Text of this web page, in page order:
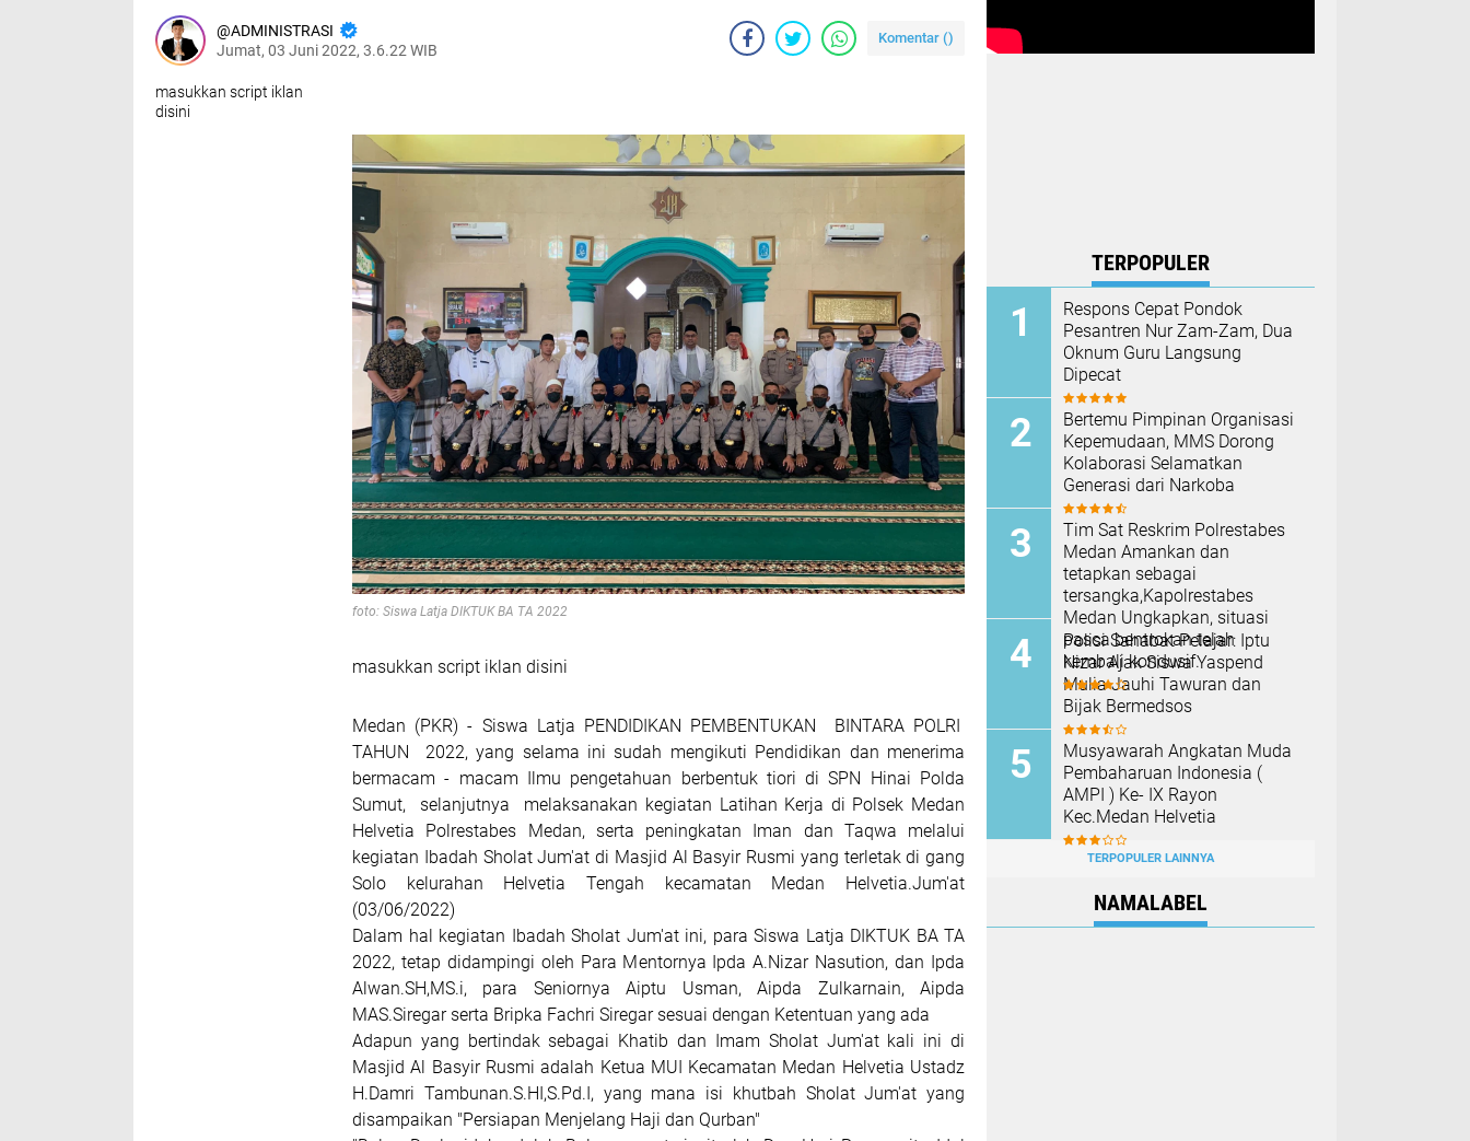
ADMINISTRASI
Jumat, 03 Juni 2022, 3.6.22 WIB
Komentar ()
masukkan script iklan
disini
foto: Siswa Latja DIKTUK BA TA 2022
masukkan script iklan disini
Medan (PKR) - Siswa Latja PENDIDIKAN PEMBENTUKAN BINTARA POLRI
TAHUN 2022, yang selama ini sudah mengikuti Pendidikan dan menerima
bermacam - macam Ilmu pengetahuan berbentuk tiori di SPN Hinai Polda
Sumut, selanjutnya melaksanakan kegiatan Latihan Kerja di Polsek Medan
Helvetia Polrestabes Medan, serta peningkatan Iman dan Taqwa melalui
kegiatan Ibadah Sholat Jum'at di Masjid Al Basyir Rusmi yang terletak di gang
Solo kelurahan Helvetia Tengah kecamatan Medan Helvetia.Jum'at
(03/06/2022)
Dalam hal kegiatan Ibadah Sholat Jum'at ini, para Siswa Latja DIKTUK BA TA
2022, tetap didampingi oleh Para Mentornya Ipda A.Nizar Nasution, dan Ipda
Alwan.SH,MS.i, para Seniornya Aiptu Usman, Aipda Zulkarnain, Aipda
MAS.Siregar serta Bripka Fachri Siregar sesuai dengan Ketentuan yang ada
Adapun yang bertindak sebagai Khatib dan Imam Sholat Jum'at kali ini di
Masjid Al Basyir Rusmi adalah Ketua MUI Kecamatan Medan Helvetia Ustadz
H.Damri Tambunan.S.HI,S.Pd.I, yang mana isi khutbah Sholat Jum'at yang
disampaikan "Persiapan Menjelang Haji dan Qurban"
TERPOPULER
Respons Cepat Pondok
Pesantren Nur Zam-Zam, Dua
Oknum Guru Langsung
Dipecat
Bertemu Pimpinan Organisasi
Kepemudaan, MMS Dorong
Kolaborasi Selamatkan
Generasi dari Narkoba
Tim Sat Reskrim Polrestabes
Medan Amankan dan
tetapkan sebagai
tersangka,Kapolrestabes
Medan Ungkapkan, situasi
pasca bentrokan telah
kembali kondusif.
Polisi Sahabat Pelajar: Iptu
Nizar Ajak Siswa Yaspend
Mulia Jauhi Tawuran dan
Bijak Bermedsos
Musyawarah Angkatan Muda
Pembaharuan Indonesia (
AMPI ) Ke- IX Rayon
Kec.Medan Helvetia
TERPOPULER LAINNYA
NAMALABEL